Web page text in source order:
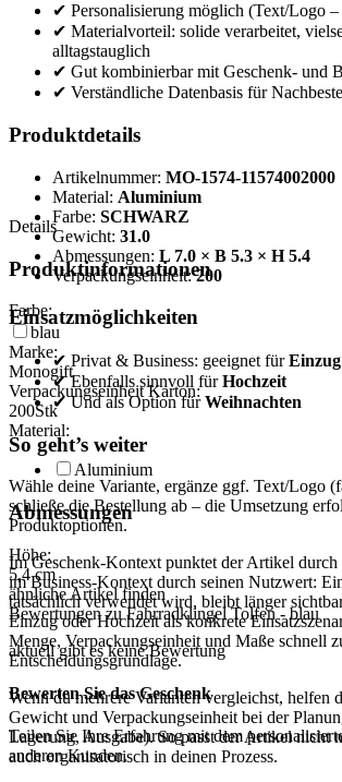
✔ Personalisierung möglich (Text/Logo –
✔ Materialvorteil: solide verarbeitet,
alltagstauglich
✔ Gut kombinierbar mit Geschenk- und
✔ Verständliche Datenbasis für
Produktdetails
Artikelnummer: MO-1574-11574002000
Material: Aluminium
Farbe: SCHWARZ
Gewicht: 31.0
Abmessungen: L 7.0 × B 5.3 × H 5.4
Verpackungseinheit:200
Einsatzmöglichkeiten
✔ Privat & Business: geeignet fürEinzug
✔ Ebenfalls sinnvoll fürHochzeit
✔ Und als Option fürWeihnachten
So geht’s weiter
Wähle deine Variante, ergänze ggf. Text/Logo
schließe die Bestellung ab – die Umsetzung
Produktoptionen.
Im Geschenk-Kontext punktet der Artikel
im Business-Kontext durch seinen Nutzwert:
tatsächlich verwendet wird, bleibt länger
Einzug oder Hochzeit als konkrete
Menge, Verpackungseinheit und Maße schnell
Entscheidungsgrundlage.
Wenn du mehrere Varianten vergleichst, helfen
Gewicht und Verpackungseinheit bei der
Lagerung, Ausgabe). So passt der Artikel nicht
auch organisatorisch in deinen Prozess.
Details
Produktinformationen
Farbe:
blau
Marke:
Monogift
Verpackungseinheit Karton:
200Stk
Material:
Aluminium
Abmessungen
Höhe:
5,4cm
ähnliche Artikel finden
Bewertungen zu Fahrradklingel Tolfen - blau
aktuell gibt es keine Bewertung
Bewerten Sie das Geschenk
Teilen Sie Ihre Erfahrung mit dem
anderen Kunden.